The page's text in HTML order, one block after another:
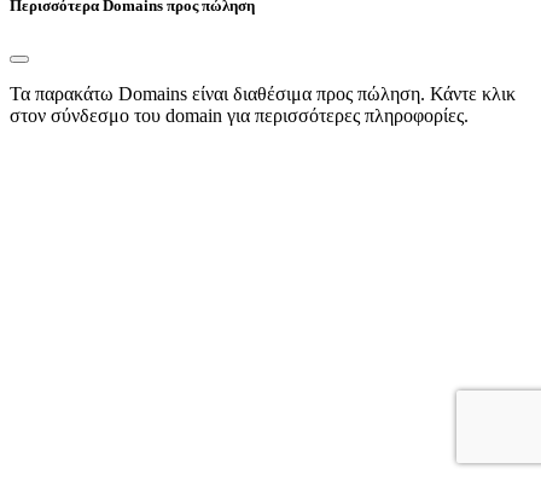
Περισσότερα Domains προς πώληση
Τα παρακάτω Domains είναι διαθέσιμα προς πώληση. Κάντε κλικ
στον σύνδεσμο του domain για περισσότερες πληροφορίες.